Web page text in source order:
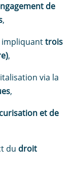
de
,
impliquanttrois
,
via la
,
et de
du droit